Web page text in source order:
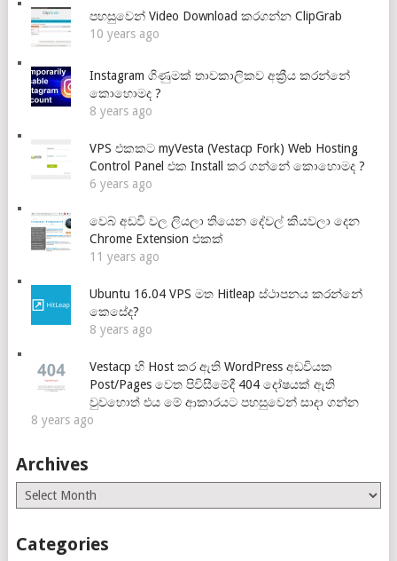
පහසුවෙන් Video Download කරගන්න ClipGrab
10 years ago
Instagram ගිණුමක් තාවකාලිකව අක්‍රීය කරන්නේ
කොහොමද ?
8 years ago
VPS එකකට myVesta (Vestacp Fork) Web Hosting
Control Panel එක Install කර ගන්නේ කොහොමද ?
6 years ago
වෙබ් අඩවි වල ලියලා තියෙන දේවල් කියවලා දෙන
Chrome Extension එකක්
11 years ago
Ubuntu 16.04 VPS මත Hitleap ස්ථාපනය කරන්නේ
කෙසේද?
8 years ago
Vestacp හි Host කර ඇති WordPress අඩවියක
Post/Pages වෙත පිවිසීමේදී 404 දෝෂයක් ඇති
වුවහොත් එය මේ ආකාරයට පහසුවෙන් සාදා ගන්න
8 years ago
Archives
Archives
Categories